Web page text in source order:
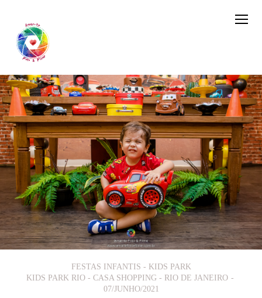
FESTAS INFANTIS - KIDS PARK
KIDS PARK RIO - CASA SHOPPING - RIO DE JANEIRO
07/JUNHO/2021